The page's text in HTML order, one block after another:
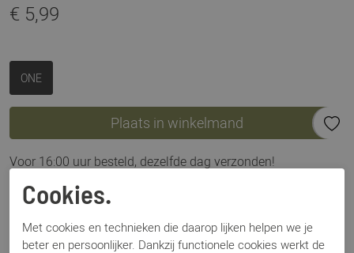
€ 5,99
ONE
Plaats in winkelmand
Voor 16:00 uur besteld, dezelfde dag verzonden!
Omschrijving
Schoensmeer 025 Witdekkend 60ml
Cookies.
Met cookies en technieken die daarop lijken helpen we je
beter en persoonlijker. Dankzij functionele cookies werkt de